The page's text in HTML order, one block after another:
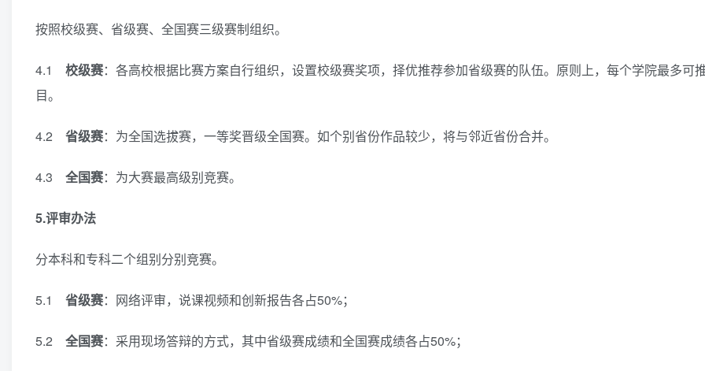
按照校级赛、省级赛、全国赛三级赛制组织。
4.1 校级赛：各高校根据比赛方案自行组织，设置校级赛奖项，择优推荐参加省级赛的队伍。原则上，每个学院最多可
目。
4.2 省级赛：为全国选拔赛，一等奖晋级全国赛。如个别省份作品较少，将与邻近省份合并。
4.3 全国赛：为大赛最高级别竞赛。
5.评审办法
分本科和专科二个组别分别竞赛。
5.1 省级赛：网络评审，说课视频和创新报告各占50%；
5.2 全国赛：采用现场答辩的方式，其中省级赛成绩和全国赛成绩各占50%；